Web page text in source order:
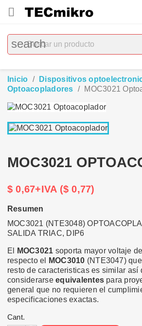

search
Inicio
Dispositivos
Optoacopladores
MOC3021
MOC3021
$ 0,67+IVA ($ 0,77)
Resumen
MOC3021 (NTE3048)
SALIDA TRIAC, DIP6
El MOC3021 soporta mayor voltaje
respecto el
MOC3010 (NTE3047)
resto de caracteristicas es similar así
considerarseequivalentes para
general que no requieren el
especificaciones exactas.
Cant.